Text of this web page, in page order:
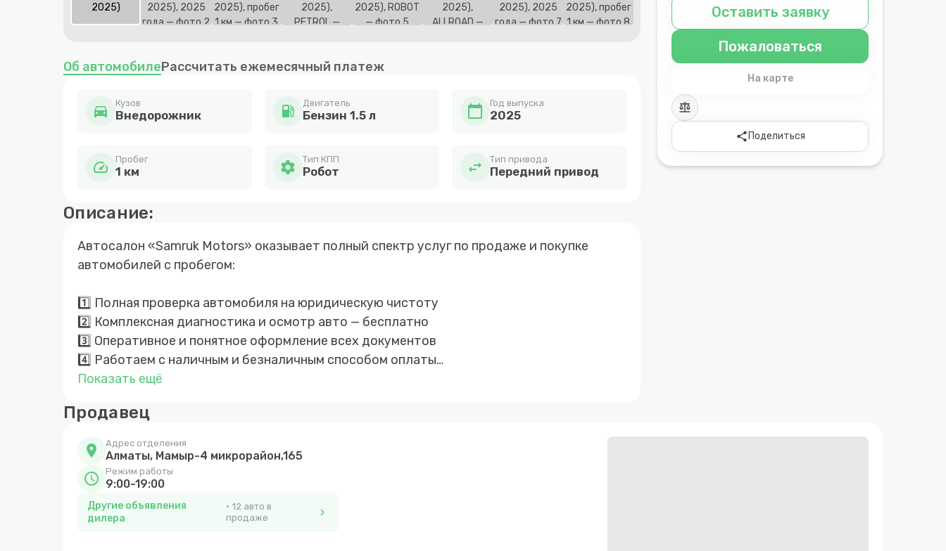
1
of
Оставить заявку
Пожаловаться
На карте
balance
share Поделиться
Об автомобилеРассчитать ежемесячный платеж
directions_car Кузов
Внедорожник local_gas_station Двигатель
Бензин 1.5 л calendar_today Год выпуска
2025
speed Пробег
1 км settings Тип КПП
Робот swap_horiz Тип привода
Передний привод
Описание:
Автосалон «Samruk Motors» оказывает полный спектр услуг по продаже и покупке
автомобилей с пробегом:
1️⃣ Полная проверка автомобиля на юридическую чистоту
2️⃣ Комплексная диагностика и осмотр авто — бесплатно
3️⃣ Оперативное и понятное оформление всех документов
4️⃣ Работаем с наличным и безналичным способом оплаты
5️⃣ Автокредитование с минимальным первоначальным взносом от 10%
7️⃣ Срочный выкуп автомобилей по рыночной цене
Показать ещё
Продавец
location_on Адрес отделения
Алматы, Мамыр-4 микрорайон,165
schedule Режим работы
9:00-19:00
Другие объявления
дилера
12 авто в
продаже
chevron_right